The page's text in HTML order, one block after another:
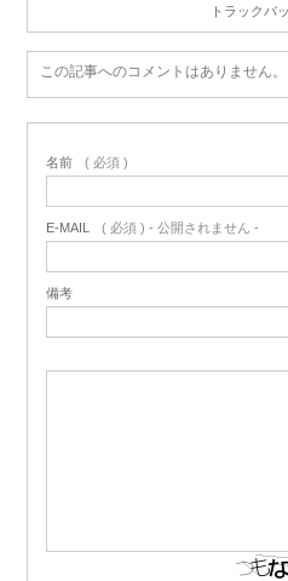
トラックバ
この記事へのコメントはありません。
名前 ( 必須 )
E-MAIL ( 必須 ) - 公開されません -
備考